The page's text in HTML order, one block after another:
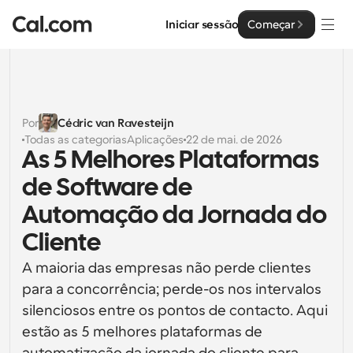
Iniciar sessão Começar
Soluções
Por tamanho da equipa
Para Indivíduos
Agendamento pessoal simplificado
Para Equipas
Agendamento colaborativo para grupos
Para Organizações
Equipas maiores que agendam para um maior controlo
e segurança
Empresa
Desenvolvedor
Documentação do Desenvolvedor
Documentação para a plataforma Cal.com
API
Recursos
Tipo de Letra: Cal Sans UI & Text
O nosso próprio tipo de letra variável para o design de
Preços
Por
Cédric van Ravesteijn
Todas as categoriasAplicações 22 de mai. de 2026
As 5 Melhores Plataformas
de Software de
Automação da Jornada do
Cliente
A maioria das empresas não perde clientes
para a concorrência; perde-os nos intervalos
silenciosos entre os pontos de contacto. Aqui
estão as 5 melhores plataformas de